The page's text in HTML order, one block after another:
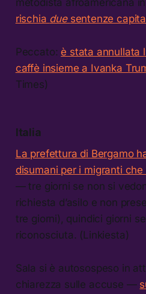
metodista afroamericana
rischia due sentenze
Peccato: è stata annullata
caffè insieme a Ivanka
Times)
Italia
La prefettura di Bergamo
disumani per i migranti
— tre giorni se non si
richiesta d’asilo e non
tre giorni), quindici giorni
riconosciuta. (Linkiesta)
Sala si è autosospeso in
chiarezza sulle accuse —